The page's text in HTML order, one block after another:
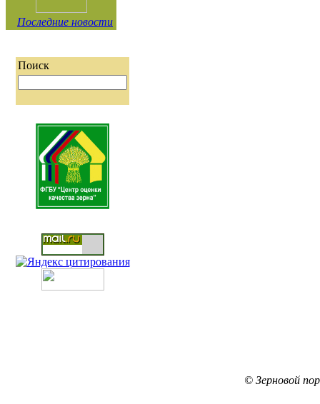
Последние новости
Поиск
© Зерновой